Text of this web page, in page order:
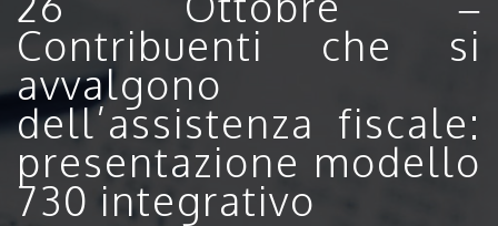
Contribuenti che si
avvalgono
dell’assistenza fiscale:
presentazione modello
730 integrativo